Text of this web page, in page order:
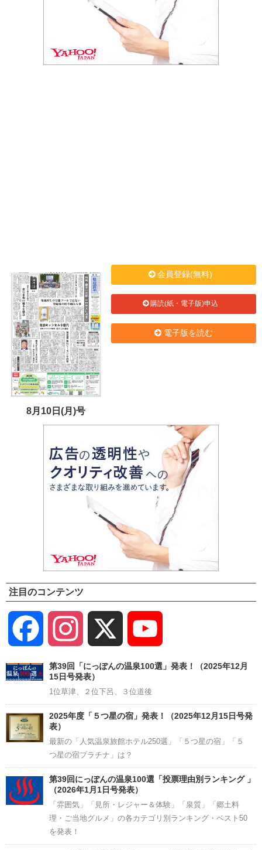
8月10日(月)号
会員登録(無料)
購読(紙・電子版)申込
電子版を読む
注目のコンテンツ
Facebook Instagram
Channel
第39回「にっぽんの温泉100選」発表！（2025年12月
15日号発表）
1位草津、２位下呂、３位道後
2025年度「５つ星の宿」発表！（2025年12月15日号発
表）
最新の「人気温泉旅館ホテル250選」「５つ星の宿」「５
つ星の宿プラチナ」は？
第39回にっぽんの温泉100選「投票理由別ランキング 」
（2026年1月1日号発表）
「雰囲気」「見所・レジャー＆体験」「泉質」「郷土料
理・ご当地グルメ」の各カテゴリ別ランキング・ベスト50
を発表！